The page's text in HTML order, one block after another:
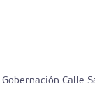
Gobernación Calle